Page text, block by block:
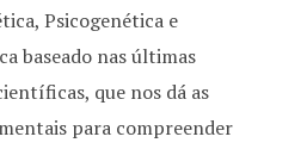
Psicogenética e
baseado nas últimas
que nos dá as
para compreender